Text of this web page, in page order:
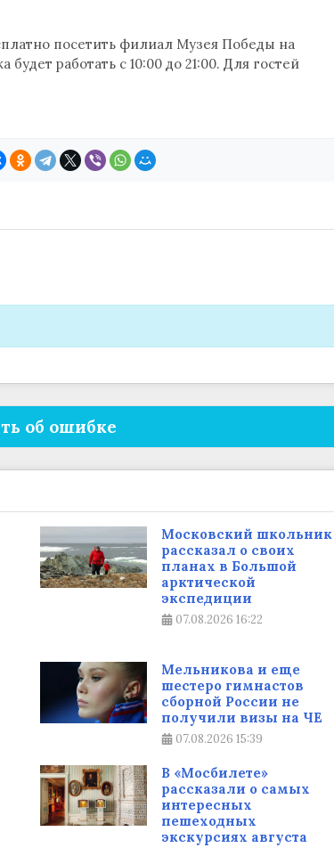
посетить филиал Музея Победы на
работать с 10:00 до 21:00. Для гостей
об ошибке
Московский школьник
рассказал о своих
планах в Большой
арктической
экспедиции
07.08.2026 16:22
Мельникова и еще
шестеро гимнастов
сборной России не
получили визы на ЧЕ
07.08.2026 15:39
В «Мосбилете»
рассказали о самых
интересных
пешеходных
экскурсиях августа